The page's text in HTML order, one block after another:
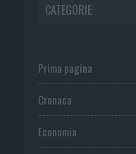
CATEGORIE
Prima pagina
Cronaca
Economia